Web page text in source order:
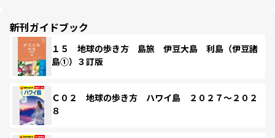
新刊ガイドブック
１５ 地球の歩き方 島旅 伊豆大島 利島（伊豆諸
島①）３訂版
Ｃ０２ 地球の歩き方 ハワイ島 ２０２７～２０２
８